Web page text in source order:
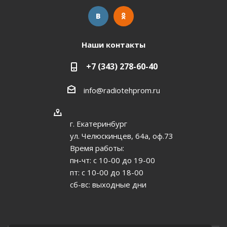
Наши контакты
+7 (343) 278-60-40
info@radiotehprom.ru
г. Екатеринбург
ул. Челюскинцев, 64а, оф.73
Время работы:
пн-чт: c 10-00 до 19-00
пт: с 10-00 до 18-00
сб-вс: выходные дни